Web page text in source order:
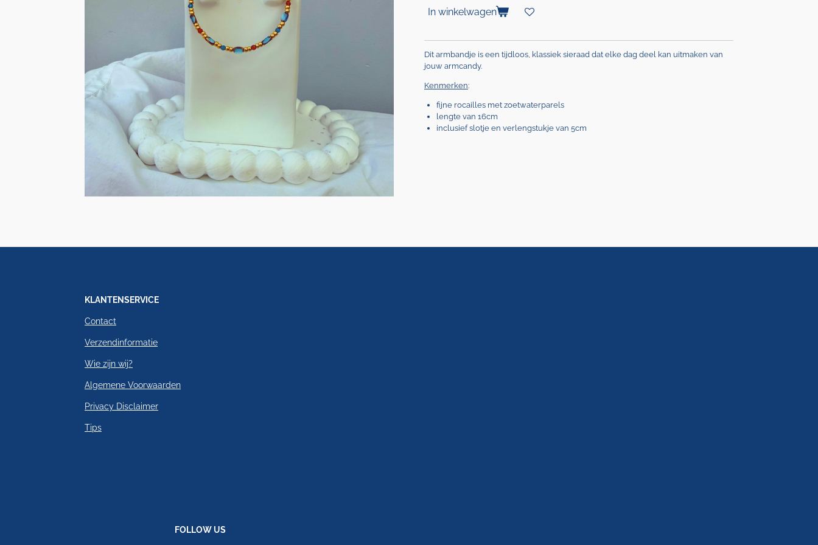
In winkelwagen
Dit armbandje is een tijdloos, klassiek sieraad dat elke dag deel kan uitmaken van
jouw armcandy.
Kenmerken:
fijne rocailles met zoetwaterparels
lengte van 16cm
inclusief slotje en verlengstukje van 5cm
KLANTENSERVICE
Contact
Verzendinformatie
Wie zijn wij?
Algemene Voorwaarden
Privacy Disclaimer
Tips
FOLLOW US